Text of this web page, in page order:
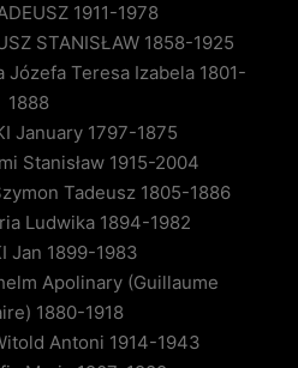
1911-1978
STANISŁAW 1858-1925
Józefa Teresa Izabela 1801-
1888
January 1797-1875
Stanisław 1915-2004
Tadeusz 1805-1886
Ludwika 1894-1982
Jan 1899-1983
Apolinary (Guillaume
1880-1918
Antoni 1914-1943